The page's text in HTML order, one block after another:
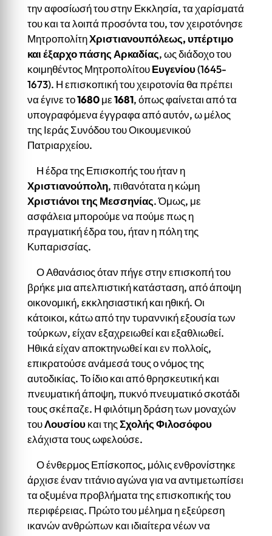
την αφοσίωσή του στην Εκκλησία, τα χαρίσματά
του και τα λοιπά προσόντα του, τον χειροτόνησε
ΜητροπολίτηΧριστιανουπόλεως, υπέρτιμο
και έξαρχο πάσης Αρκαδίας, ως διάδοχο του
κοιμηθέντος ΜητροπολίτουΕυγενίου(1645-
1673). Η επισκοπική του χειροτονία θα πρέπει
να έγινε το1680με1681, όπως φαίνεται από τα
υπογραφόμενα έγγραφα από αυτόν, ω μέλος
της Ιεράς Συνόδου του Οικουμενικού
Πατριαρχείου.
Η έδρα της Επισκοπής του ήταν η
Χριστιανούπολη, πιθανότατα η κώμη
Χριστιάνοι της Μεσσηνίας. Όμως, με
ασφάλεια μπορούμε να πούμε πως η
πραγματική έδρα του, ήταν η πόλη της
Κυπαρισσίας.
Ο Αθανάσιος όταν πήγε στην επισκοπή του
βρήκε μια απελπιστική κατάσταση, από άποψη
οικονομική, εκκλησιαστική και ηθική. Οι
κάτοικοι, κάτω από την τυραννική εξουσία των
τούρκων, είχαν εξαχρειωθεί και εξαθλιωθεί.
Ηθικά είχαν αποκτηνωθεί και εν πολλοίς,
επικρατούσε ανάμεσά τους ο νόμος της
αυτοδικίας. Το ίδιο και από θρησκευτική και
πνευματική άποψη, πυκνό πνευματικό σκοτάδι
τους σκέπαζε. Η φιλότιμη δράση των μοναχών
τουΛουσίουκαι τηςΣχολής Φιλοσόφου
ελάχιστα τους ωφελούσε.
Ο ένθερμος Επίσκοπος, μόλις ενθρονίστηκε
άρχισε έναν τιτάνιο αγώνα για να αντιμετωπίσει
τα οξυμένα προβλήματα της επισκοπικής του
περιφέρειας. Πρώτο του μέλημα η εξεύρεση
ικανών ανθρώπων και ιδιαίτερα νέων να